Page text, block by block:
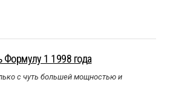
1 1998 года
с чуть большей мощностью и